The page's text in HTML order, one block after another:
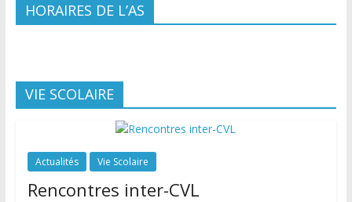
HORAIRES DE L’AS
VIE SCOLAIRE
Actualités Vie Scolaire
Rencontres inter-CVL